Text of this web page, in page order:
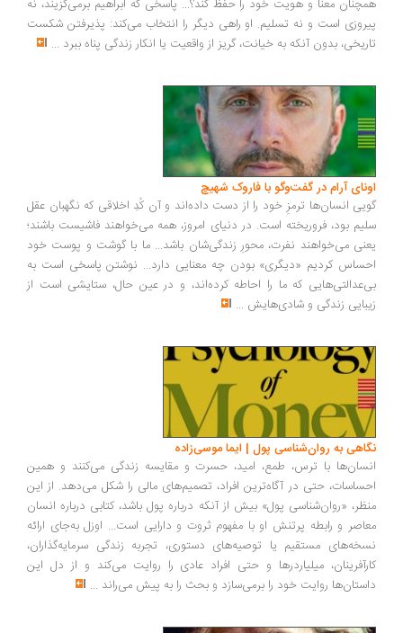
معنا و هویت خود را حفظ کند؟... پاسخی که ابراهیم برمی‌گزیند، نه
است و نه تسلیم. او راهی دیگر را انتخاب می‌کند: پذیرفتن شکست
بدون آنکه به خیانت، گریز از واقعیت یا انکار زندگی پناه ببرد...
آرام در گفت‌وگو با فاروک شهیچ‭
انسان‌ها ترمزِ خود را از دست داده‌اند و آن کُدِ اخلاقی که نگهبان عقل
بود، فروریخته است. در دنیای امروز، همه می‌خواهند فاشیست باشند؛
می‌خواهند نفرت، محورِ زندگی‌شان باشد... ما با گوشت و پوست خود
کردیم «دیگری» بودن چه معنایی دارد... نوشتن پاسخی است به
که ما را احاطه کرده‌اند، و در عین حال، ستایشی است از
زندگی و شادی‌هایش...
به روان‌شناسی پول | ایما موسی‌زاده
با ترس، طمع، امید، حسرت و مقایسه زندگی می‌کنند و همین
حتی در آگاه‌ترین افراد، تصمیم‌های مالی را شکل می‌دهد. از این
«روان‌شناسی پول» بیش از آنکه درباره پول باشد، کتابی درباره انسان
و رابطه پرتنش او با مفهوم ثروت و دارایی است... اوزل به‌جای ارائه
مستقیم یا توصیه‌های دستوری، تجربه زندگی سرمایه‌گذاران،
میلیاردرها و حتی افراد عادی را روایت می‌کند و از دل این
روایت خود را برمی‌سازد و بحث را به پیش می‌راند...